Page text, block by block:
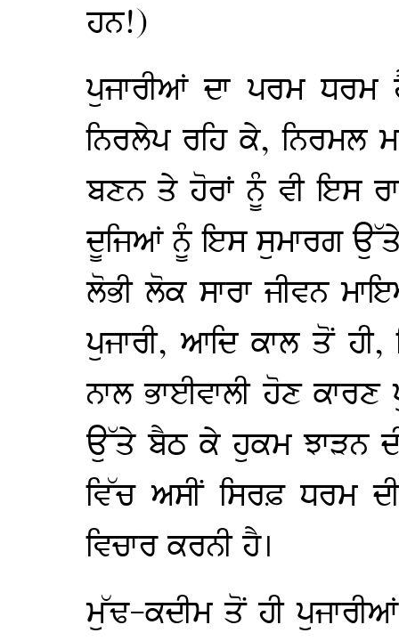
ਹਨ!)
ਪੁਜਾਰੀਆਂ ਦਾ ਪਰਮ ਧਰਮ
ਨਿਰਲੇਪ ਰਹਿ ਕੇ, ਨਿਰਮਲ
ਬਣਨ ਤੇ ਹੋਰਾਂ ਨੂੰ ਵੀ ਇਸ
ਦੂਜਿਆਂ ਨੂੰ ਇਸ ਸੁਮਾਰਗ
ਲੋਭੀ ਲੋਕ ਸਾਰਾ ਜੀਵਨ
ਪੁਜਾਰੀ, ਆਦਿ ਕਾਲ ਤੋਂ
ਨਾਲ ਭਾਈਵਾਲੀ ਹੋਣ
ਉੱਤੇ ਬੈਠ ਕੇ ਹੁਕਮ ਝਾੜਨ
ਵਿੱਚ ਅਸੀਂ ਸਿਰਫ਼ ਧਰਮ
ਵਿਚਾਰ ਕਰਨੀ ਹੈ।
ਮੁੱਢ-ਕਦੀਮ ਤੋਂ ਹੀ